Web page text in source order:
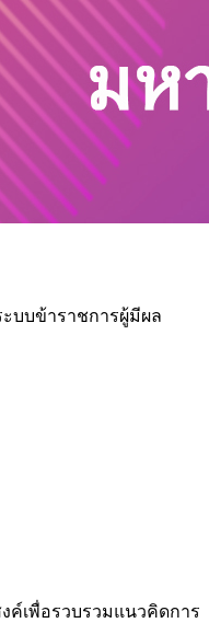
บบข้าราชการผู้มีผล
ค์เพื่อรวบรวมแนวคิดการ